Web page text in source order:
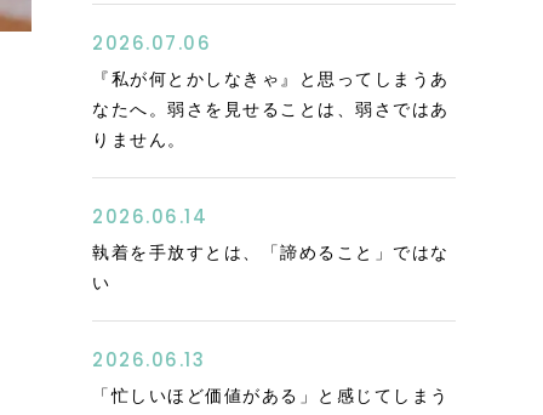
2026.07.06
『私が何とかしなきゃ』と思ってしまうあ
なたへ。弱さを見せることは、弱さではあ
りません。
2026.06.14
執着を手放すとは、「諦めること」ではな
い
2026.06.13
「忙しいほど価値がある」と感じてしまう